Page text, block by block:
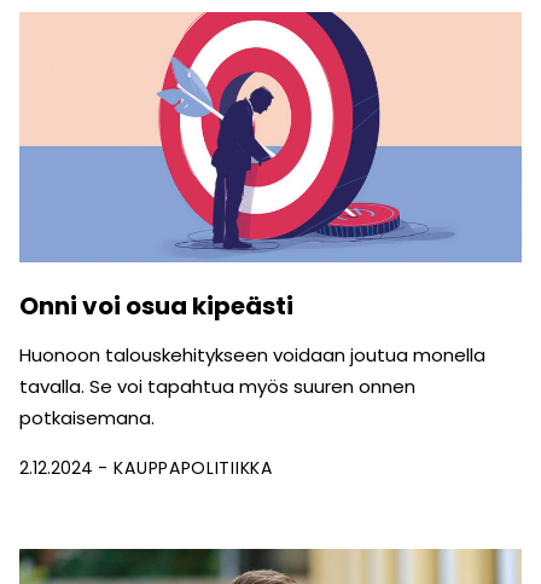
Onni voi osua kipeästi
Huonoon talouskehitykseen voidaan joutua monella
tavalla. Se voi tapahtua myös suuren onnen
potkaisemana.
2.12.2024 KAUPPAPOLITIIKKA